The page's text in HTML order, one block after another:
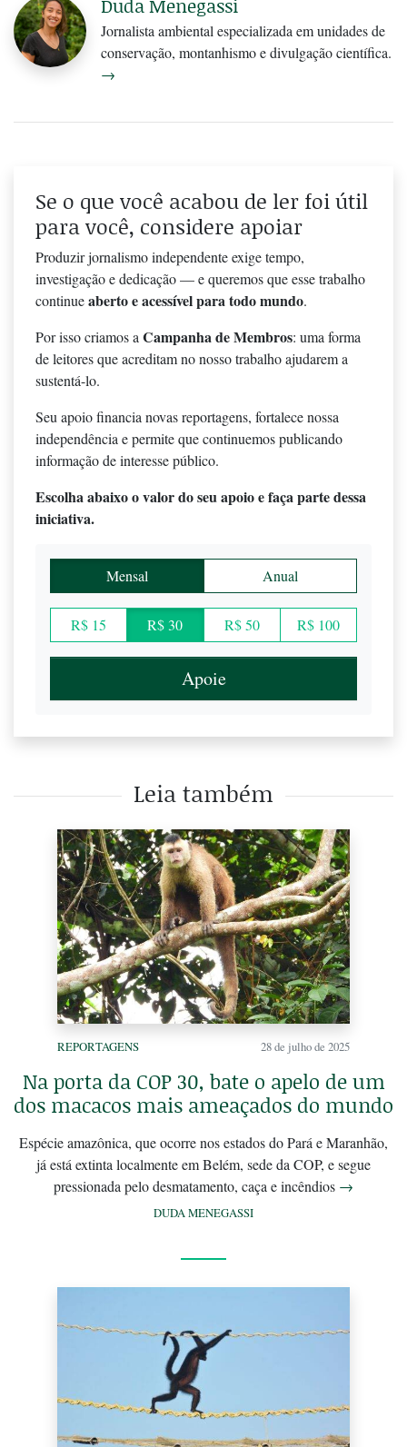
Duda Menegassi
Jornalista ambiental especializada em unidades de
conservação, montanhismo e divulgação científica.
→
Se o que você acabou de ler foi útil
para você, considere apoiar
Produzir jornalismo independente exige tempo,
investigação e dedicação — e queremos que esse trabalho
continueaberto e acessível para todo mundo.
Por isso criamos a Campanha de Membros: uma forma
de leitores que acreditam no nosso trabalho ajudarem a
sustentá-lo.
Seu apoio financia novas reportagens, fortalece nossa
independência e permite que continuemos publicando
informação de interesse público.
Escolha abaixo o valor do seu apoio e faça parte dessa
iniciativa.
Mensal Anual
R$ 15 R$ 30 R$ 50 R$ 100
Apoie
Leia também
REPORTAGENS 28 de julho de 2025
Na porta da COP 30, bate o apelo de um
dos macacos mais ameaçados do mundo
Espécie amazônica, que ocorre nos estados do Pará e Maranhão,
já está extinta localmente em Belém, sede da COP, e segue
pressionada pelo desmatamento, caça e incêndios →
DUDA MENEGASSI